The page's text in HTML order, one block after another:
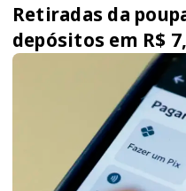
Retiradas da
depósitos em R$